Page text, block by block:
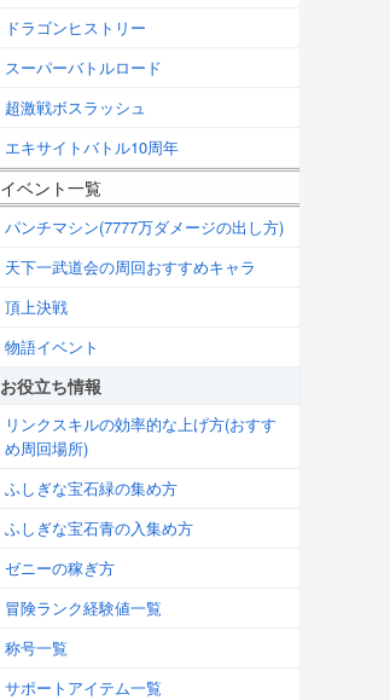
ドラゴンヒストリー
スーパーバトルロード
超激戦ボスラッシュ
エキサイトバトル10周年
イベント一覧
パンチマシン(7777万ダメージの出し方)
天下一武道会の周回おすすめキャラ
頂上決戦
物語イベント
お役立ち情報
リンクスキルの効率的な上げ方(おすす
め周回場所)
ふしぎな宝石緑の集め方
ふしぎな宝石青の入集め方
ゼニーの稼ぎ方
冒険ランク経験値一覧
称号一覧
サポートアイテム一覧